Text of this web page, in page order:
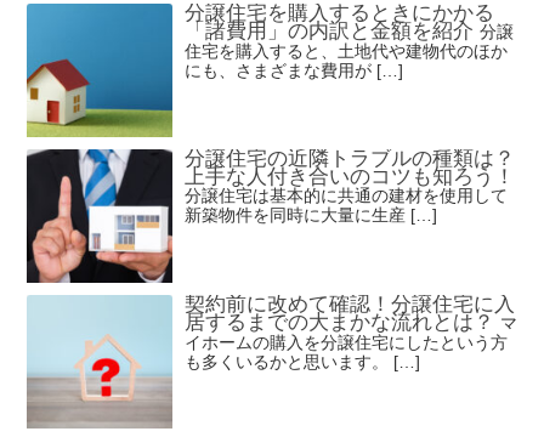
分譲住宅を購入するときにかかる
「諸費用」の内訳と金額を紹介 分譲
住宅を購入すると、土地代や建物代のほか
にも、さまざまな費用が […]
分譲住宅の近隣トラブルの種類は？
上手な人付き合いのコツも知ろう！
分譲住宅は基本的に共通の建材を使用して
新築物件を同時に大量に生産 […]
契約前に改めて確認！分譲住宅に入
居するまでの大まかな流れとは？
マ
イホームの購入を分譲住宅にしたという方
も多くいるかと思います。 […]